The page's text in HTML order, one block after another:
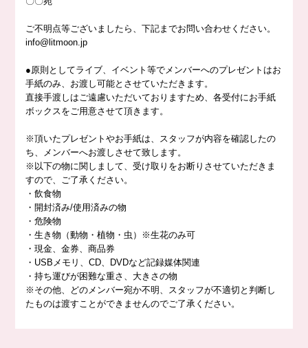
ご不明点等ございましたら、下記までお問い合わせください。
info@litmoon.jp
●原則としてライブ、イベント等でメンバーへのプレゼントはお
手紙のみ、お渡し可能とさせていただきます。
直接手渡しはご遠慮いただいておりますため、各受付にお手紙
ボックスをご用意させて頂きます。
※頂いたプレゼントやお手紙は、スタッフが内容を確認したの
ち、メンバーへお渡しさせて致します。
※以下の物に関しまして、受け取りをお断りさせていただきま
すので、ご了承ください。
・飲食物
・開封済み/使用済みの物
・危険物
・生き物（動物・植物・虫）※生花のみ可
・現金、金券、商品券
・USBメモリ、CD、DVDなど記録媒体関連
・持ち運びが困難な重さ、大きさの物
※その他、どのメンバー宛か不明、スタッフが不適切と判断し
たものは渡すことができませんのでご了承ください。